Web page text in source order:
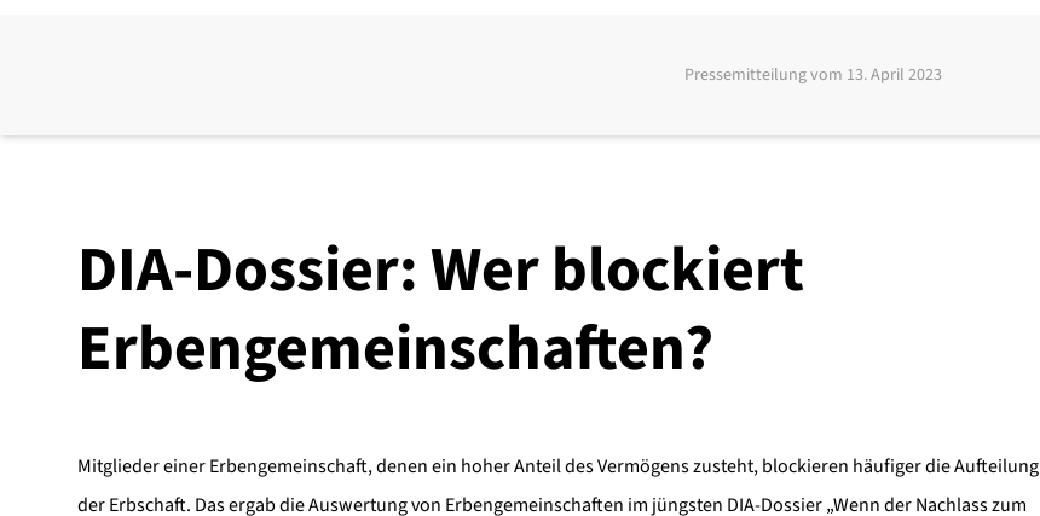
Pressemitteilung vom 13. April 2023
DIA-Dossier: Wer blockiert
Erbengemeinschaften?
Mitglieder einer Erbengemeinschaft, denen ein hoher Anteil des Vermögens zusteht, blockieren häufiger die Aufteilung
der Erbschaft. Das ergab die Auswertung von Erbengemeinschaften im jüngsten DIA-Dossier „Wenn der Nachlass zum